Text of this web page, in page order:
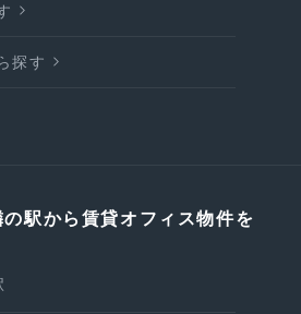
探す
駅から賃貸オフィス物件を